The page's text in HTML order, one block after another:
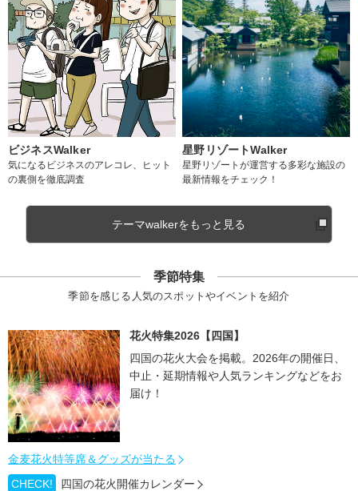
ビジネスWalker
気になるビジネスのアレコレ、ヒット
の裏側を徹底調査
星野リゾートWalker
星野リゾートが運営する多彩な施設の
最新情報をチェック！
テーマwalkerをもっと見る
季節特集
季節を感じる人気のスポットやイベントを紹介
花火特集2026【四国】
四国の花火大会を掲載。2026年の開催日、
中止・延期情報や人気ランキングなどをお
届け！
金麦花火特等席＆グッズが当たる
CHECK!
四国の花火開催カレンダー